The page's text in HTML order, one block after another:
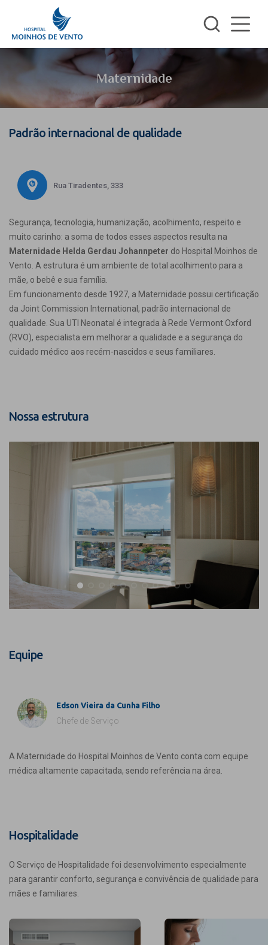
Maternidade
Padrão internacional de qualidade
Rua Tiradentes, 333
Segurança, tecnologia, humanização, acolhimento, respeito e
muito carinho: a soma de todos esses aspectos resulta na
Maternidade Helda Gerdau Johannpeter do Hospital Moinhos de
Vento. A estrutura é um ambiente de total acolhimento para a
mãe, o bebê e sua família.
Em funcionamento desde 1927, a Maternidade possui certificação
da Joint Commission International, padrão internacional de
qualidade. Sua UTI Neonatal é integrada à Rede Vermont Oxford
(RVO), especialista em melhorar a qualidade e a segurança do
cuidado médico aos recém-nascidos e seus familiares.
Nossa estrutura
Equipe
Edson Vieira da Cunha Filho
Chefe de Serviço
A Maternidade do Hospital Moinhos de Vento conta com equipe
médica altamente capacitada, sendo referência na área.
Hospitalidade
O Serviço de Hospitalidade foi desenvolvimento especialmente
para garantir conforto, segurança e convivência de qualidade para
mães e familiares.